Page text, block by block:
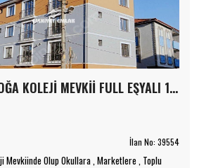
KDZ EREĞLİ DOĞA KOLEJİ MEVKİİ FULL EŞYALI 1+1 SATILIK DAİRE
İlan No: 39554
Mevkiinde Olup Okullara , Marketlere , Toplu